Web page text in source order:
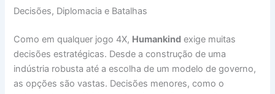
Decisões, Diplomacia e Batalhas
Como em qualquer jogo 4X, Humankind exige muitas
decisões estratégicas. Desde a construção de uma
indústria robusta até a escolha de um modelo de governo,
as opções são vastas. Decisões menores, como o